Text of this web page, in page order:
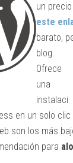
un
este
barato,
blog.
Ofrece
una
instalaci
en un solo
son los más
para